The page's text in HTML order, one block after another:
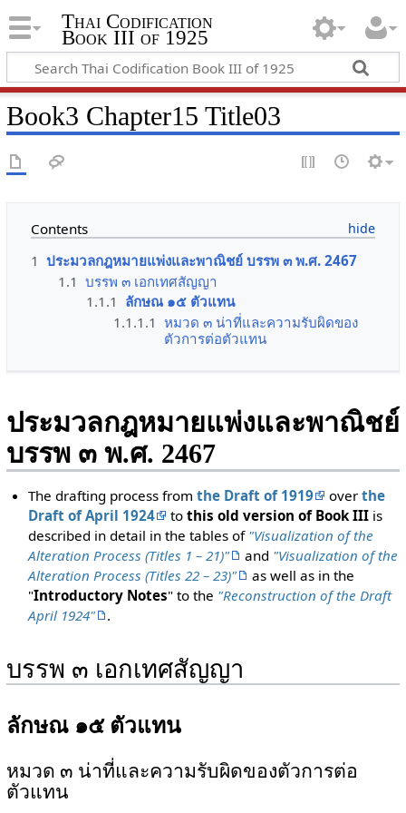
Thai Codification
Book III of 1925
Book3 Chapter15 Title03
Contents
1 ประมวลกฎหมายแพ่งและพาณิชย์ บรรพ ๓ พ.ศ. 2467
1.1 บรรพ ๓ เอกเทศสัญญา
1.1.1 ลักษณ ๑๕ ตัวแทน
1.1.1.1 หมวด ๓ น่าที่และความรับผิดของ
ตัวการต่อตัวแทน
ประมวลกฎหมายแพ่งและพาณิชย์
บรรพ ๓ พ.ศ. 2467
The drafting process fromthe Draft of 1919 overthe
Draft of April 1924
tothis old version of Book III is
described in detail in the tables of "Visualization of the
Alteration Process (Titles 1 – 21)"
and "Visualization of the
Alteration Process (Titles 22 – 23)"
as well as in the
"Introductory Notes" to the "Reconstruction of the Draft
April 1924"
.
บรรพ ๓ เอกเทศสัญญา
ลักษณ ๑๕ ตัวแทน
หมวด ๓ น่าที่และความรับผิดของตัวการต่อ
ตัวแทน